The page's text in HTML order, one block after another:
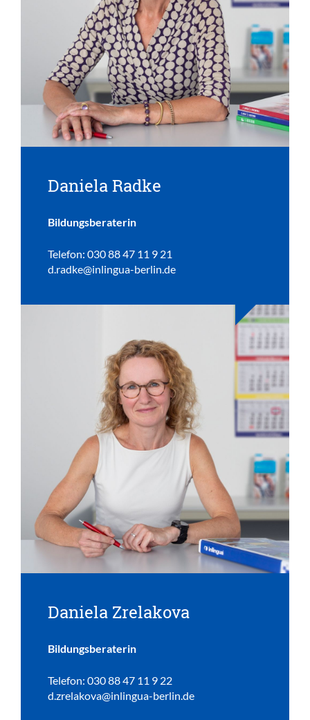
Daniela Radke
Bildungsberaterin
Telefon: 030 88 47 11 9 21
d.radke@inlingua-berlin.de
Daniela Zrelakova
Bildungsberaterin
Telefon: 030 88 47 11 9 22
d.zrelakova@inlingua-berlin.de